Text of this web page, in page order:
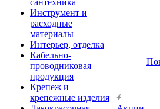
сантехника
Инструмент и
расходные
материалы
Интерьер, отделка
Кабельно-
проводниковая
продукция
Крепеж и
крепежные изделия